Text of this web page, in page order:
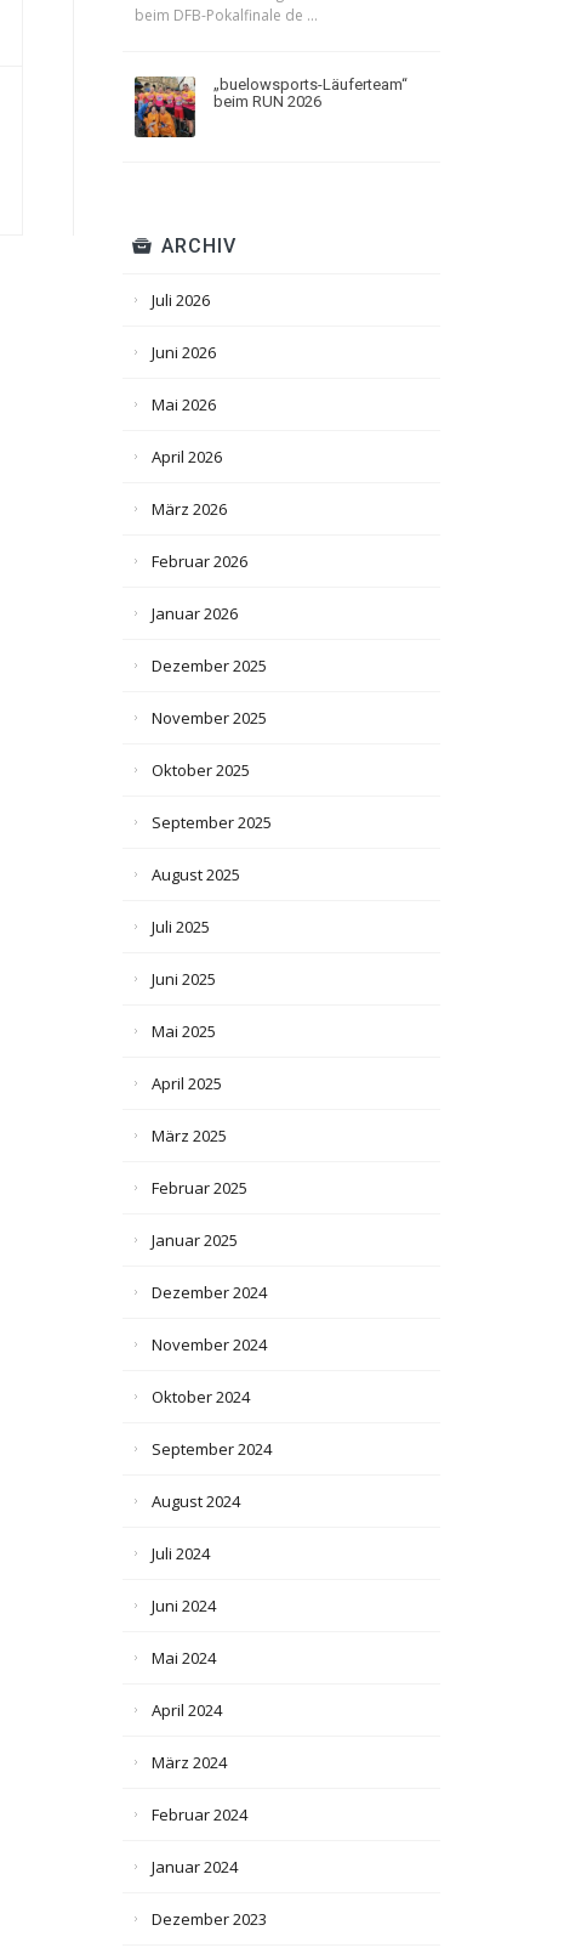
beim DFB-Pokalfinale de ...
„buelowsports-Läuferteam“
beim RUN 2026
ARCHIV
Juli 2026
Juni 2026
Mai 2026
April 2026
März 2026
Februar 2026
Januar 2026
Dezember 2025
November 2025
Oktober 2025
September 2025
August 2025
Juli 2025
Juni 2025
Mai 2025
April 2025
März 2025
Februar 2025
Januar 2025
Dezember 2024
November 2024
Oktober 2024
September 2024
August 2024
Juli 2024
Juni 2024
Mai 2024
April 2024
März 2024
Februar 2024
Januar 2024
Dezember 2023